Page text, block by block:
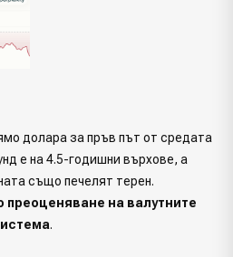
долара за пръв път от средата
е на 4.5-годишни върхове, а
също печелят терен.
преоценяване на валутните
.